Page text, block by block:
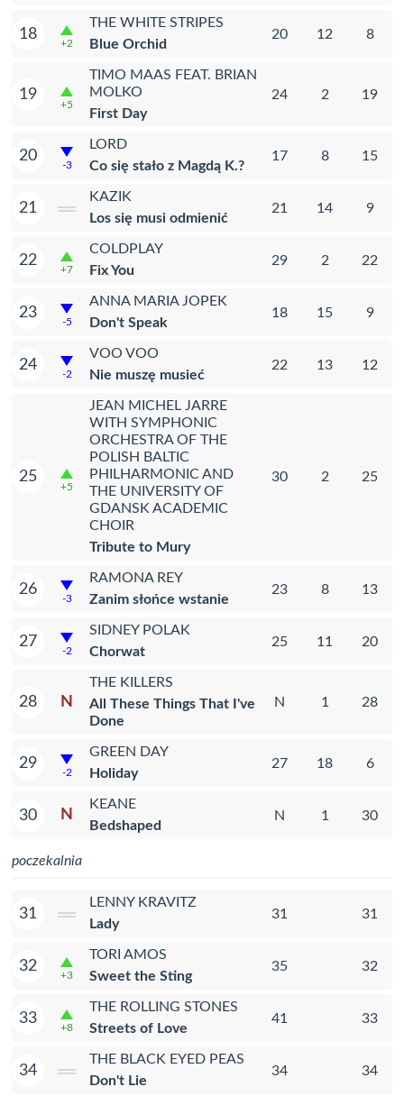
18
+2
THE WHITE STRIPES
Blue Orchid
20 12 8
19
+5
TIMO MAAS FEAT. BRIAN
MOLKO
First Day
24 2 19
20
-3
LORD
Co się stało z Magdą K.?
17 8 15
21
KAZIK
Los się musi odmienić
21 14 9
22
+7
COLDPLAY
Fix You
29 2 22
23
-5
ANNA MARIA JOPEK
Don't Speak
18 15 9
24
-2
VOO VOO
Nie muszę musieć
22 13 12
25
+5
JEAN MICHEL JARRE
WITH SYMPHONIC
ORCHESTRA OF THE
POLISH BALTIC
PHILHARMONIC AND
THE UNIVERSITY OF
GDANSK ACADEMIC
CHOIR
Tribute to Mury
30 2 25
26
-3
RAMONA REY
Zanim słońce wstanie
23 8 13
27
-2
SIDNEY POLAK
Chorwat
25 11 20
28 N
THE KILLERS
All These Things That I've
Done
N 1 28
29
-2
GREEN DAY
Holiday
27 18 6
30 N
KEANE
Bedshaped
N 1 30
poczekalnia
31
LENNY KRAVITZ
Lady
31 31
32
+3
TORI AMOS
Sweet the Sting
35 32
33
+8
THE ROLLING STONES
Streets of Love
41 33
34
THE BLACK EYED PEAS
Don't Lie
34 34